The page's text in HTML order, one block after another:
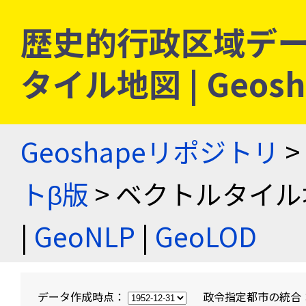
歴史的行政区域デ
タイル地図 |
Geoshapeリポジトリ >
トβ版 > ベクトルタイ
| GeoNLP | GeoLOD
データ作成時点： 政令指定都市の統